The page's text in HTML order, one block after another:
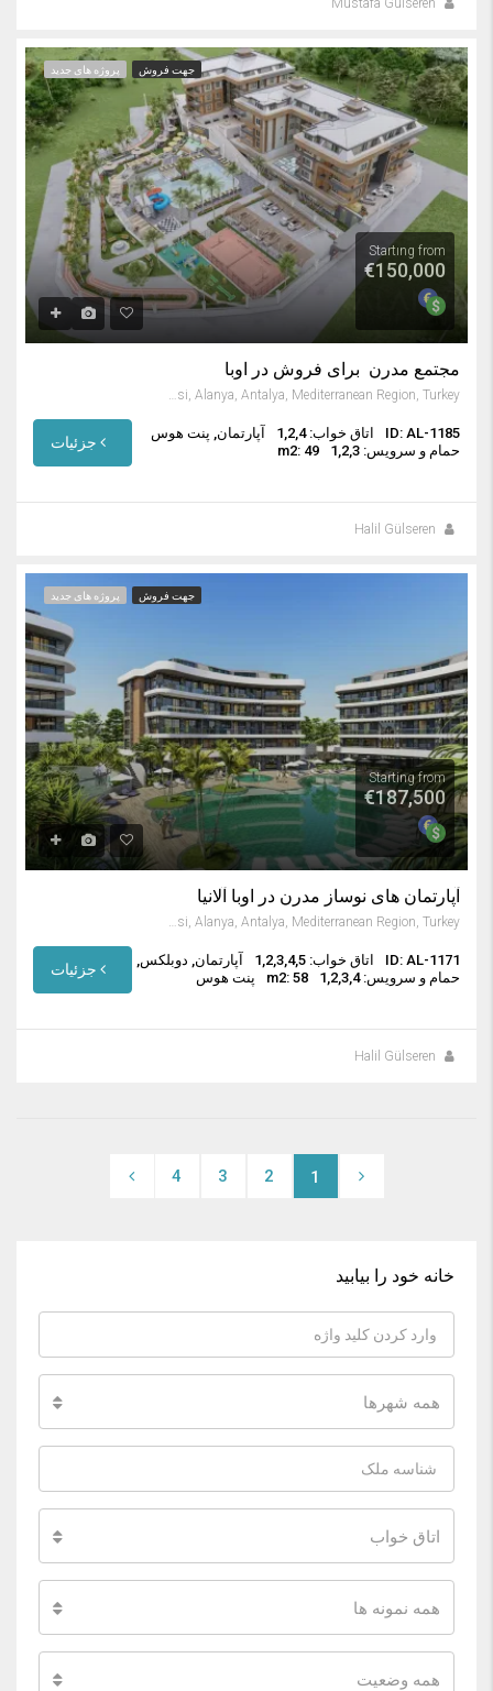
جهت فروش پروژه های جدید
Startıng from
€150,000
مجتمع مدرن برای فروش در اوبا
Oba Mahallesi, Alanya, Antalya, Mediterranean Region, Turkey
ID: AL-1185
اتاق خواب: 1,2,4
حمام و سرویس: 1,2,3
m2: 49
آپارتمان, پنت هوس
Halil Gülseren
جهت فروش پروژه های جدید
Starting from
€187,500
آپارتمان های نوساز مدرن در اوبا آلانیا
ID: AL-1171
اتاق خواب: 1,2,3,4,5
حمام و سرویس: 1,2,3,4
m2: 58
آپارتمان, دوبلکس,
پنت هوس
Halil Gülseren
1
2
3
4
خانه خود را بیابید
همه شهرها
اتاق خواب
همه نمونه ها
همه وضعیت